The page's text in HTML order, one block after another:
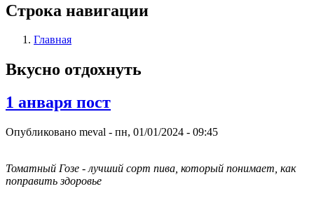
Строка навигации
Главная
Вкусно отдохнуть
1 анваря пост
Опубликовано meval - пн, 01/01/2024 - 09:45
Томатный Гозе - лучший сорт пива, который понимает, как
поправить здоровье